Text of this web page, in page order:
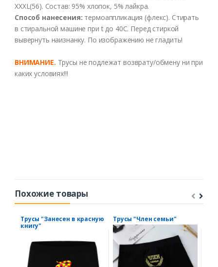
XXXL(56). Состав: 95% хлопок, 5%лайкра.
Способ нанесения: термоаппликация (флекс). Стирать
в стиральной машине при tдо 40С. Перед стиркой
вывернуть наизнанку. По изображению не гладить!
ВНИМАНИЕ. Трусы не подлежат возврату/обмену ни при
каких условиях!!!
Похожие товары
Трусы "Занесен в красную
книгу"
Трусы "Член семьи"